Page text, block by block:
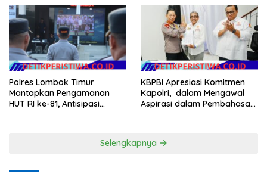
NTB
Polres Lombok Timur
Mantapkan Pengamanan
HUT RI ke-81, Antisipasi
KBPBI Apresiasi Komitmen
Kapolri, dalam Mengawal
Aspirasi dalam Pembahasan
Selengkapnya